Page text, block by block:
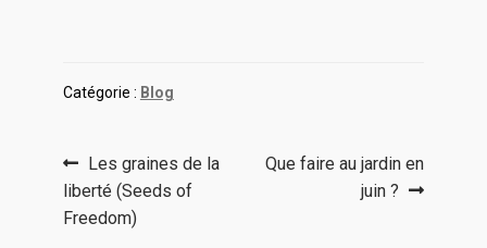
Catégorie : Blog
Navigation
de
Article
précédent :
Les graines de la
liberté (Seeds of
Freedom)
Article
Que faire au jardin en
juin ?